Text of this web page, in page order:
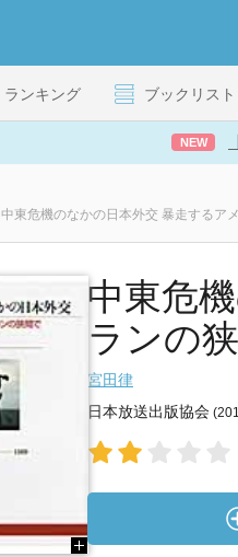
ランキング ブックリスト
NEW
中東危機のなかの日本外交 暴走するア
中東危
ランの
宮田律
日本放送出版協会